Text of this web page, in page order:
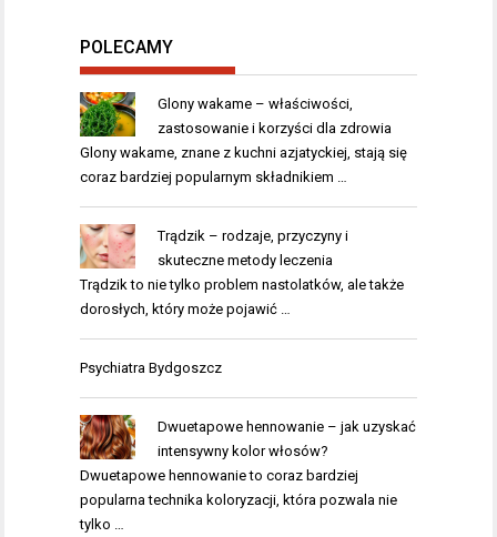
POLECAMY
Glony wakame – właściwości,
zastosowanie i korzyści dla zdrowia
Glony wakame, znane z kuchni azjatyckiej, stają się
coraz bardziej popularnym składnikiem …
Trądzik – rodzaje, przyczyny i
skuteczne metody leczenia
Trądzik to nie tylko problem nastolatków, ale także
dorosłych, który może pojawić …
Psychiatra Bydgoszcz
Dwuetapowe hennowanie – jak uzyskać
intensywny kolor włosów?
Dwuetapowe hennowanie to coraz bardziej
popularna technika koloryzacji, która pozwala nie
tylko …